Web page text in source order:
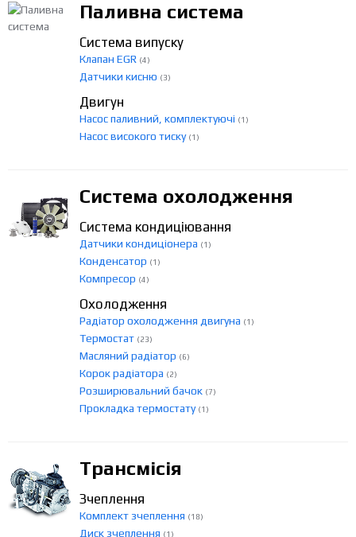
Паливна система
Система випуску
Клапан EGR (4)
Датчики кисню (3)
Двигун
Насос паливний, комплектуючі (1)
Насос високого тиску (1)
Система охолодження
Система кондиціювання
Датчики кондиціонера (1)
Конденсатор (1)
Компресор (4)
Охолодження
Радіатор охолодження двигуна (1)
Термостат (23)
Масляний радіатор (6)
Корок радіатора (2)
Розширювальний бачок (7)
Прокладка термостату (1)
Трансмісія
Зчеплення
Комплект зчеплення (18)
Диск зчеплення (1)